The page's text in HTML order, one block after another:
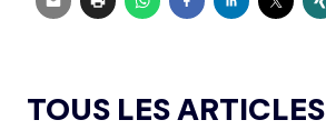
TOUS LES ARTICLES